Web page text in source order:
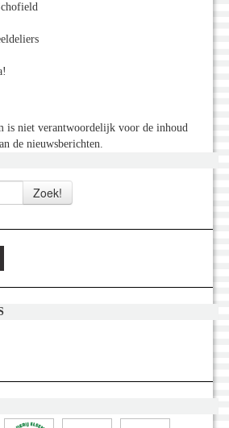
is niet verantwoordelijk voor de inhoud
de nieuwsberichten.